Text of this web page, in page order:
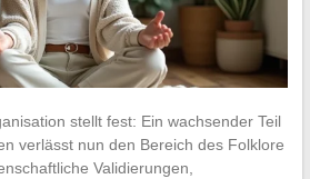
stellt fest: Ein wachsender Teil
verlässt nun den Bereich des Folklore
Validierungen,